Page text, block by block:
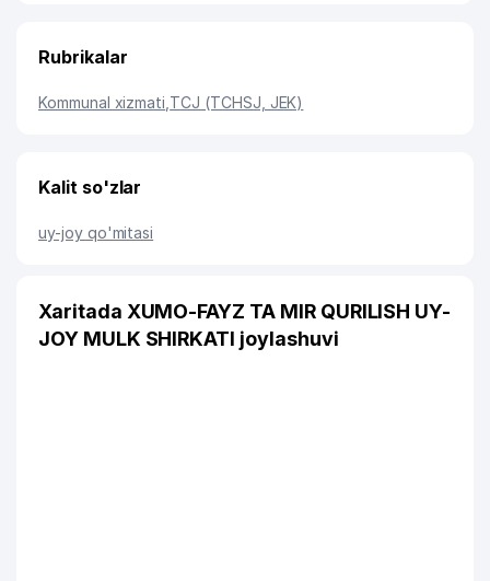
Rubrikalar
Kommunal xizmati TCJ (TCHSJ, JEK)
Kalit so'zlar
uy-joy qo'mitasi
Xaritada XUMO-FAYZ TA MIR QURILISH UY-
JOY MULK SHIRKATI joylashuvi